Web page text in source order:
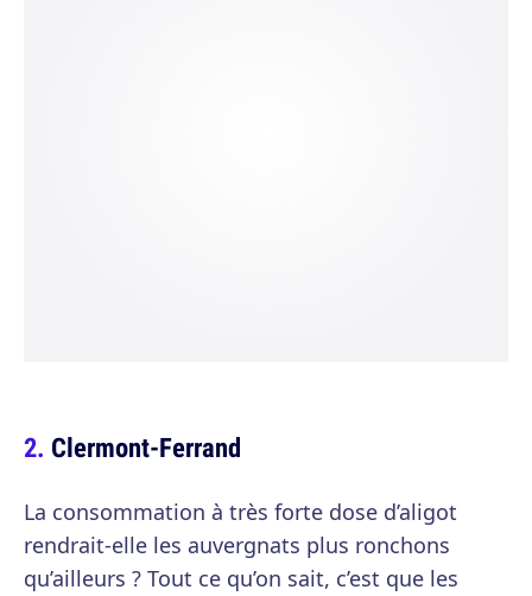
Clermont-Ferrand
La consommation à très forte dose d’aligot
rendrait-elle les auvergnats plus ronchons
qu’ailleurs ? Tout ce qu’on sait, c’est que les